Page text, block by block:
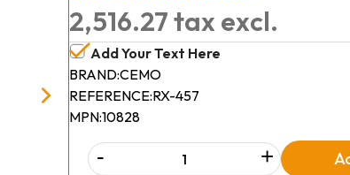
2,516.27 tax excl.
Add Your Text Here
BRAND:CEMO
REFERENCE:RX-457
MPN:10828
- +